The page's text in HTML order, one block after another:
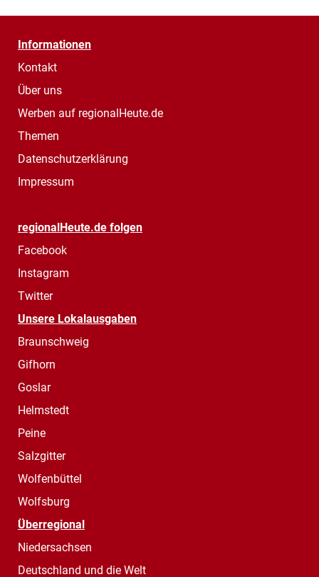
Informationen
Kontakt
Über uns
Werben auf regionalHeute.de
Themen
Datenschutzerklärung
Impressum
regionalHeute.de folgen
Facebook
Instagram
Twitter
Unsere Lokalausgaben
Braunschweig
Gifhorn
Goslar
Helmstedt
Peine
Salzgitter
Wolfenbüttel
Wolfsburg
Überregional
Niedersachsen
Deutschland und die Welt